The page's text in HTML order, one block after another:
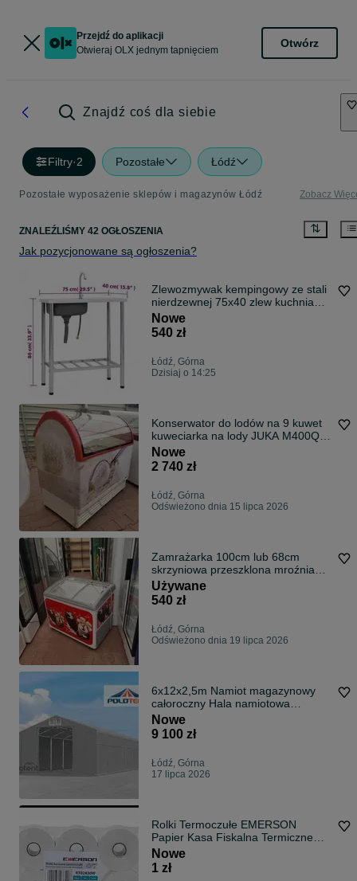
Przejdź do aplikacji
Otwieraj OLX jednym tapnięciem
Otwórz
Znajdź coś dla siebie
Filtry·2 Pozostałe Łódź
Pozostałe wyposażenie sklepów i magazynów Łódź Zobacz
ZNALEŹLIŚMY 42 OGŁOSZENIA
Jak pozycjonowane są ogłoszenia?
Zlewozmywak kempingowy ze stali
nierdzewnej 75x40 zlew kuchnia
gastro
Nowe
540 zł
Łódź, Górna
Dzisiaj o 14:25
Konserwator do lodów na 9 kuwet
kuweciarka na lody JUKA M400Q
zamrażarka witryna DOSTAWA do
lodów gałkowych
Nowe
2 740 zł
Łódź, Górna
Odświeżono dnia 15 lipca 2026
Zamrażarka 100cm lub 68cm
skrzyniowa przeszklona mroźnia
konserwator DOSTAWA kraj do
lodów AHT RIO100
Używane
540 zł
Łódź, Górna
Odświeżono dnia 19 lipca 2026
6x12x2,5m Namiot magazynowy
całoroczny Hala namiotowa
przemysłowa WSD
Nowe
9 100 zł
Łódź, Górna
17 lipca 2026
Rolki Termoczułe EMERSON
Papier Kasa Fiskalna Termiczne
30M 28MM 9szt.
Nowe
1 zł